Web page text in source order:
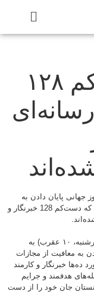
افغانستان: دست‌کم ۱۲۸
پایان دادن به
معافیت از مجازات جرایم علیه خبرنگاران گفته است که دست‌کم 128 خبرنگار و
فرخنده نیوز: مرکز خبرنگاران افغانستان امروز ( چهارشنبه، ۱۰ عقرب) به
به معافیت از مجازات
خبرنگار و کارمند
هدفمند و جرایم
جان خود را از دست